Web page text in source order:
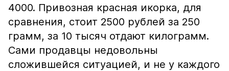
4000. Привозная красная икорка, для
сравнения, стоит 2500 рублей за 250
грамм, за 10 тысяч отдают килограмм.
Сами продавцы недовольны
сложившейся ситуацией, и не у каждого